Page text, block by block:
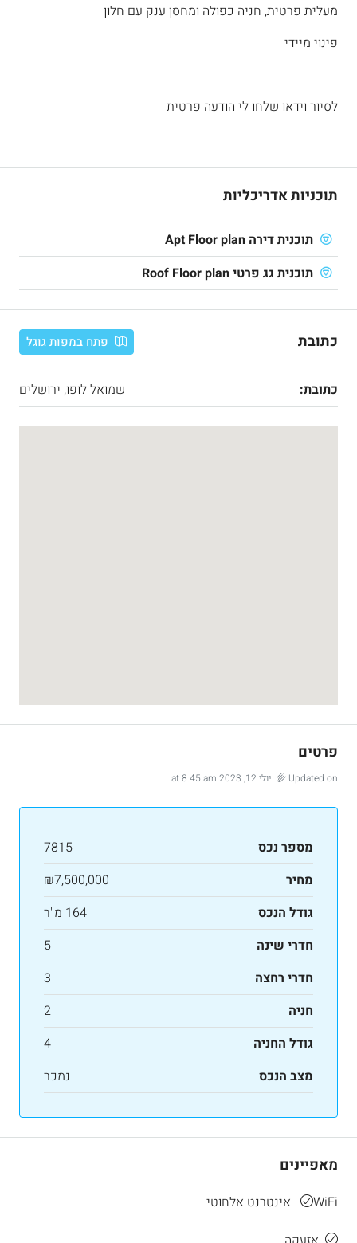
מעלית פרטית, חניה כפולה ומחסן ענק עם חלון
פינוי מיידי
לסיור וידאו שלחו לי הודעה פרטית
תוכניות אדריכליות
תוכנית דירה Apt Floor plan
תוכנית גג פרטי Roof Floor plan
כתובת פתח במפות גוגל
כתובת: שמואל לופו, ירושלים
פרטים
Updated on יולי 12, 2023 at 8:45 am
מספר נכס
7815
מחיר
₪7,500,000
גודל הנכס
164 מ"ר
חדרי שינה
5
חדרי רחצה
3
חניה
2
גודל החניה
4
מצב הנכס
נמכר
מאפיינים
WiFi אינטרנט אלחוטי